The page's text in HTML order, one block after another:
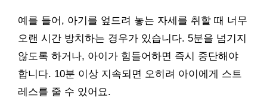
예를 들어, 아기를 엎드려 놓는 자세를 취할 때 너무
오랜 시간 방치하는 경우가 있습니다. 5분을 넘기지
않도록 하거나, 아이가 힘들어하면 즉시 중단해야
합니다. 10분 이상 지속되면 오히려 아이에게 스트
레스를 줄 수 있어요.